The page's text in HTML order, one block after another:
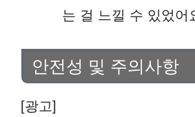
는 걸 느낄 수 있었어
안전성 및 주의사항
[광고]